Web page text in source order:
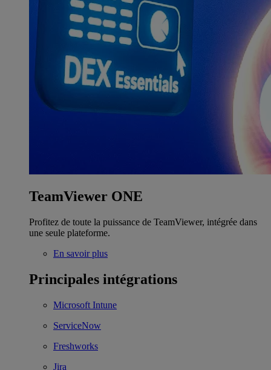
TeamViewer ONE
Profitez de toute la puissance de TeamViewer, intégrée dans
une seule plateforme.
En savoir plus
Principales intégrations
Microsoft Intune
ServiceNow
Freshworks
Jira